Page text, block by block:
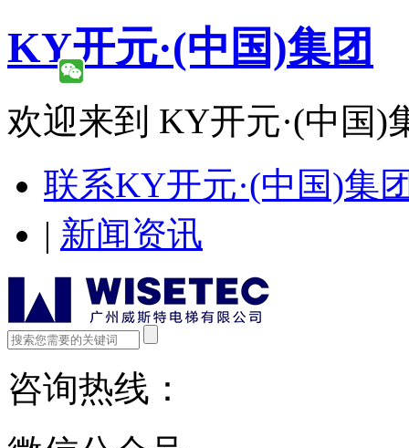
KY开元·(中国)集团
欢迎来到 KY开元·(中国)
联系KY开元·(中国)集
| 新闻资讯
咨询热线：